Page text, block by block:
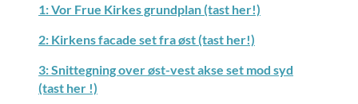
1: Vor Frue Kirkes grundplan (tast her!)
2: Kirkens facade set fra øst (tast her!)
3: Snittegning over øst-vest akse set mod syd
(tast her !)